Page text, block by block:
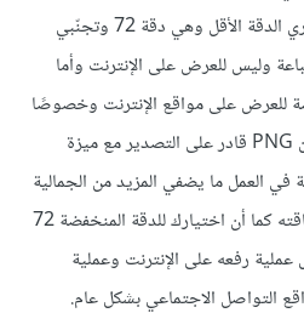
خيارات التصدير إلى PNG اختاري الدقة الأقل وهي دقة 72 وتجنّبي
مثل 300 لأنها للطباعة وليس للعرض على الإنترنت وأما
فهي مخصصة للعرض على مواقع الإنترنت وخصوصًا
مواقع التواصل الاجتماعي كما أن PNG قادر على التصدير مع ميزة
في العمل ما يضفي المزيد من الجمالية
على التصميم بشكل عام ويبرز أناقته كما أن اختيارك للدقة المنخفضة 72
رفعه على الإنترنت وعملية
التواصل الاجتماعي بشكل عام.